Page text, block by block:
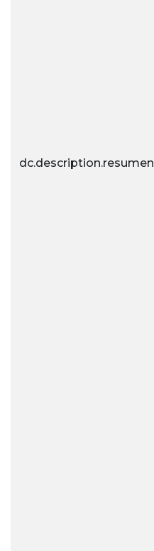
dc.description.resumen